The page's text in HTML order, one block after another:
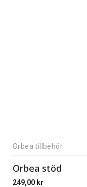
Orbea tillbehör
Orbea stöd
249,00 kr